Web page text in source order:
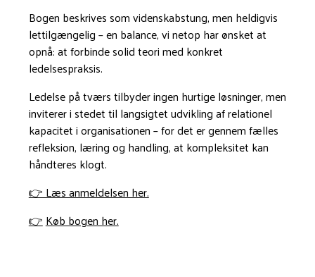
Bogen beskrives som videnskabstung, men heldigvis
lettilgængelig – en balance, vi netop har ønsket at
opnå: at forbinde solid teori med konkret
ledelsespraksis.
Ledelse på tværs tilbyder ingen hurtige løsninger, men
inviterer i stedet til langsigtet udvikling af relationel
kapacitet i organisationen – for det er gennem fælles
refleksion, læring og handling, at kompleksitet kan
håndteres klogt.
👉 Læs anmeldelsen her.
👉Køb bogen her.